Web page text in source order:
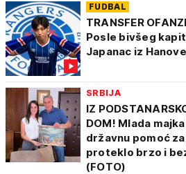
FUDBAL
TRANSFER
Posle bivšeg
Japanac iz
SRBIJA
IZ
DOM! Mlada
državnu pomoć
proteklo brzo i
(FOTO)